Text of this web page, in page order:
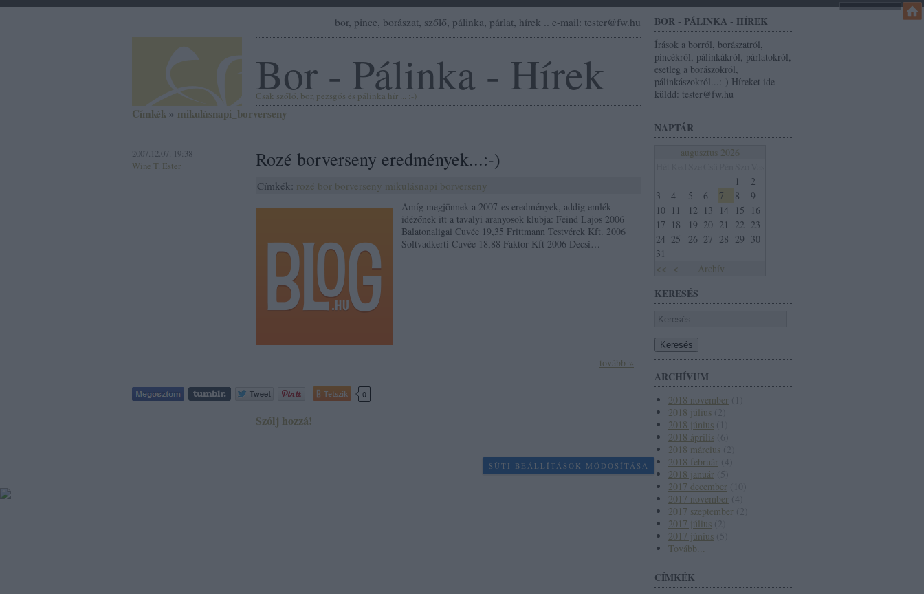
BOR - PÁLINKA - HÍREK
Írások a borról, borászatról,
pincékről, pálinkákról, párlatokról,
esetleg a borászokról,
pálinkászokról...:-) Híreket ide
küldd: tester@fw.hu
NAPTÁR
augusztus 2026
<< < Archív
1
2
3
4 5 6 7 8
9
10 11 12 13 14 15
16
17
18 19 20 21 22 23
24 25 26 27 28 29 30
31
KERESÉS
ARCHÍVUM
2018 november
2018 július
2018 június
2018 április
2018 március
2018 február
2018 január
2017 december
2017 november
2017 szeptember
2017 július
2017 június
Tovább...
CÍMKÉK
bor, pince, borászat, szőlő, pálinka, párlat, hírek .. e-mail: tester@fw.hu
Bor - Pálinka - Hírek
Csak szőlő, bor, pezsgős és pálinka hír ... :-)
Címkék » mikulásnapi_borverseny
2007.12.07. 19:38
Wine T. Ester
Rozé borverseny eredmények...:-)
Címkék: rozé bor borverseny mikulásnapi borverseny
Amíg megjönnek a 2007-es eredmények, addig emlék
idézőnek itt a tavalyi aranyosok klubja: Feind Lajos 2006
Balatonaligai Cuvée 19,35 Frittmann Testvérek Kft. 2006
Soltvadkerti Cuvée 18,88 Faktor Kft 2006 Decsi…
tovább »
Tetszik 0
Szólj hozzá!
SÜTI BEÁLLÍTÁSOK MÓDOSÍTÁSA